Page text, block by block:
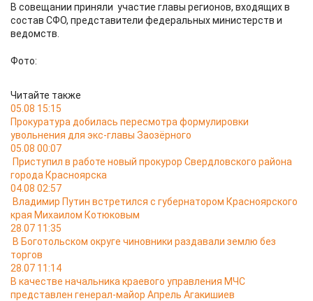
В совещании приняли участие главы регионов, входящих в
состав СФО, представители федеральных министерств и
ведомств.
Фото:
Читайте также
05.08 15:15
Прокуратура добилась пересмотра формулировки
увольнения для экс-главы Заозёрного
05.08 00:07
Приступил в работе новый прокурор Свердловского района
города Красноярска
04.08 02:57
Владимир Путин встретился с губернатором Красноярского
края Михаилом Котюковым
28.07 11:35
В Боготольском округе чиновники раздавали землю без
торгов
28.07 11:14
В качестве начальника краевого управления МЧС
представлен генерал-майор Апрель Агакишиев